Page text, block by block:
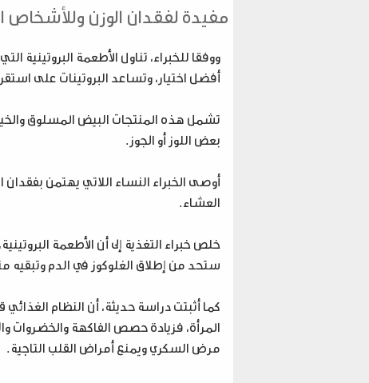
مفيدة لفقدان الوزن وللأشخاص
ووفقا للخبراء، تناول الأطعمة
أفضل اختيار، وتساعد البروتينات على
تشمل هذه المنتجات البيض المسلوق
بعض اللوز أو الجوز.
أوصى الخبراء النساء اللاتي يهتمن
العشاء.
خلص خبراء التغذية إلى أن الأطعمة
ستحد من إطلاق الغلوكوز في الدم وتبقيه
كما أثبتت دراسة حديثة، أن النظام
المرأة، فزيادة حصص الفاكهة والخضروات
مرض السكري ويمنع أمراض القلب التاجية.